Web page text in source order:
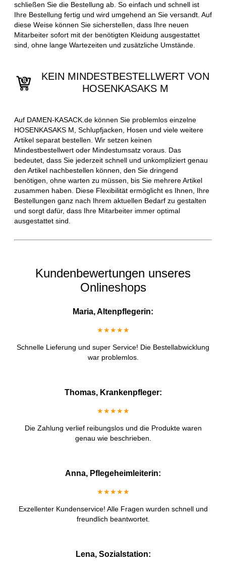
schließen Sie die Bestellung ab. So einfach und schnell ist
Ihre Bestellung fertig und wird umgehend an Sie versandt. Auf
diese Weise können Sie sicherstellen, dass Ihre neuen
Mitarbeiter sofort mit der benötigten Kleidung ausgestattet
sind, ohne lange Wartezeiten und zusätzliche Umstände.
KEIN MINDESTBESTELLWERT VON
HOSENKASAKS M
Auf DAMEN-KASACK.de können Sie problemlos einzelne
HOSENKASAKS M, Schlupfjacken, Hosen und viele weitere
Artikel separat bestellen. Wir setzen keinen
Mindestbestellwert oder Mindestumsatz voraus. Das
bedeutet, dass Sie jederzeit schnell und unkompliziert genau
den Artikel nachbestellen können, den Sie dringend
benötigen, ohne warten zu müssen, bis Sie mehrere Artikel
zusammen haben. Diese Flexibilität ermöglicht es Ihnen, Ihre
Bestellungen ganz nach Ihrem aktuellen Bedarf zu gestalten
und sorgt dafür, dass Ihre Mitarbeiter immer optimal
ausgestattet sind.
Kundenbewertungen unseres
Onlineshops
Maria, Altenpflegerin:
★★★★★
Schnelle Lieferung und super Service! Die Bestellabwicklung
war problemlos.
Thomas, Krankenpfleger:
★★★★★
Die Zahlung verlief reibungslos und die Produkte waren
genau wie beschrieben.
Anna, Pflegeheimleiterin:
★★★★★
Exzellenter Kundenservice! Alle Fragen wurden schnell und
freundlich beantwortet.
Lena, Sozialstation: